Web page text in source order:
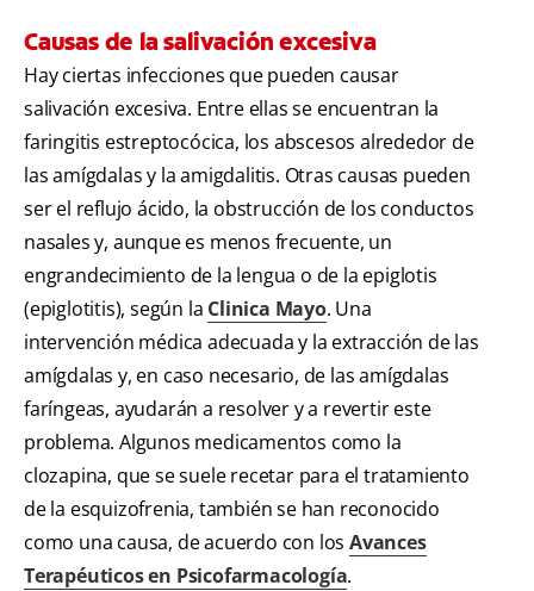
Causas de la salivación excesiva
Hay ciertas infecciones que pueden causar
salivación excesiva. Entre ellas se encuentran la
faringitis estreptocócica, los abscesos alrededor de
las amígdalas y la amigdalitis. Otras causas pueden
ser el reflujo ácido, la obstrucción de los conductos
nasales y, aunque es menos frecuente, un
engrandecimiento de la lengua o de la epiglotis
(epiglotitis), según la Clinica Mayo. Una
intervención médica adecuada y la extracción de las
amígdalas y, en caso necesario, de las amígdalas
faríngeas, ayudarán a resolver y a revertir este
problema. Algunos medicamentos como la
clozapina, que se suele recetar para el tratamiento
de la esquizofrenia, también se han reconocido
como una causa, de acuerdo con losAvances
Terapéuticos en Psicofarmacología.